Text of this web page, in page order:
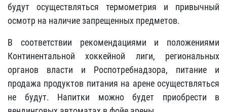
будут осуществляться термометрия и привычный
осмотр на наличие запрещенных предметов.
В соответствии рекомендациями и положениями
Континентальной хоккейной лиги, региональных
органов власти и Роспотребнадзора, питание и
продажа продуктов питания на арене осуществляться
не будут. Напитки можно будет приобрести в